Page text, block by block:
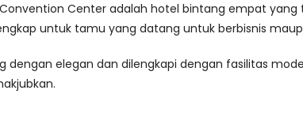
Center adalah hotel bintang empat
untuk tamu yang datang untuk berbisnis
elegan dan dilengkapi dengan fasilitas